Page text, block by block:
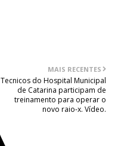
MAIS RECENTES
Tecnicos do Hospital Municipal
de Catarina participam de
treinamento para operar o
novo raio-x. Vídeo.